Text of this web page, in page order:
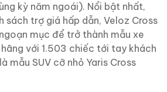
kỳ năm ngoái). Nổi bật nhất,
sách trợ giá hấp dẫn, Veloz Cross
mục để trở thành mẫu xe
với 1.503 chiếc tới tay khách
mẫu SUV cỡ nhỏ Yaris Cross